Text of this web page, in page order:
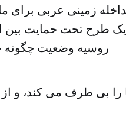
زمینی عربی برای
طرح تحت حمایت بین
روسیه وضعیت
بی طرف می کند، و از